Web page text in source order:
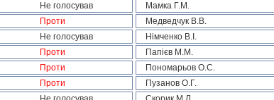
Не голосував Мамка Г.М.
Проти Медведчук В.В.
Не голосував Німченко В.І.
Проти Папієв М.М.
Проти Пономарьов О.С.
Проти Пузанов О.Г.